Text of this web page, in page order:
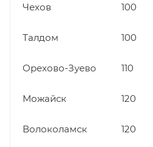
Чехов 100
Талдом 100
Орехово-Зуево 110
Можайск 120
Волоколамск 120